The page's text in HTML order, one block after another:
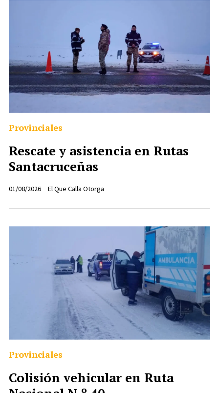
Rescate y asistencia en Rutas
Santacruceñas
El Que Calla Otorga
Provinciales
01/08/2026
Colisión vehicular en Ruta
Provinciales